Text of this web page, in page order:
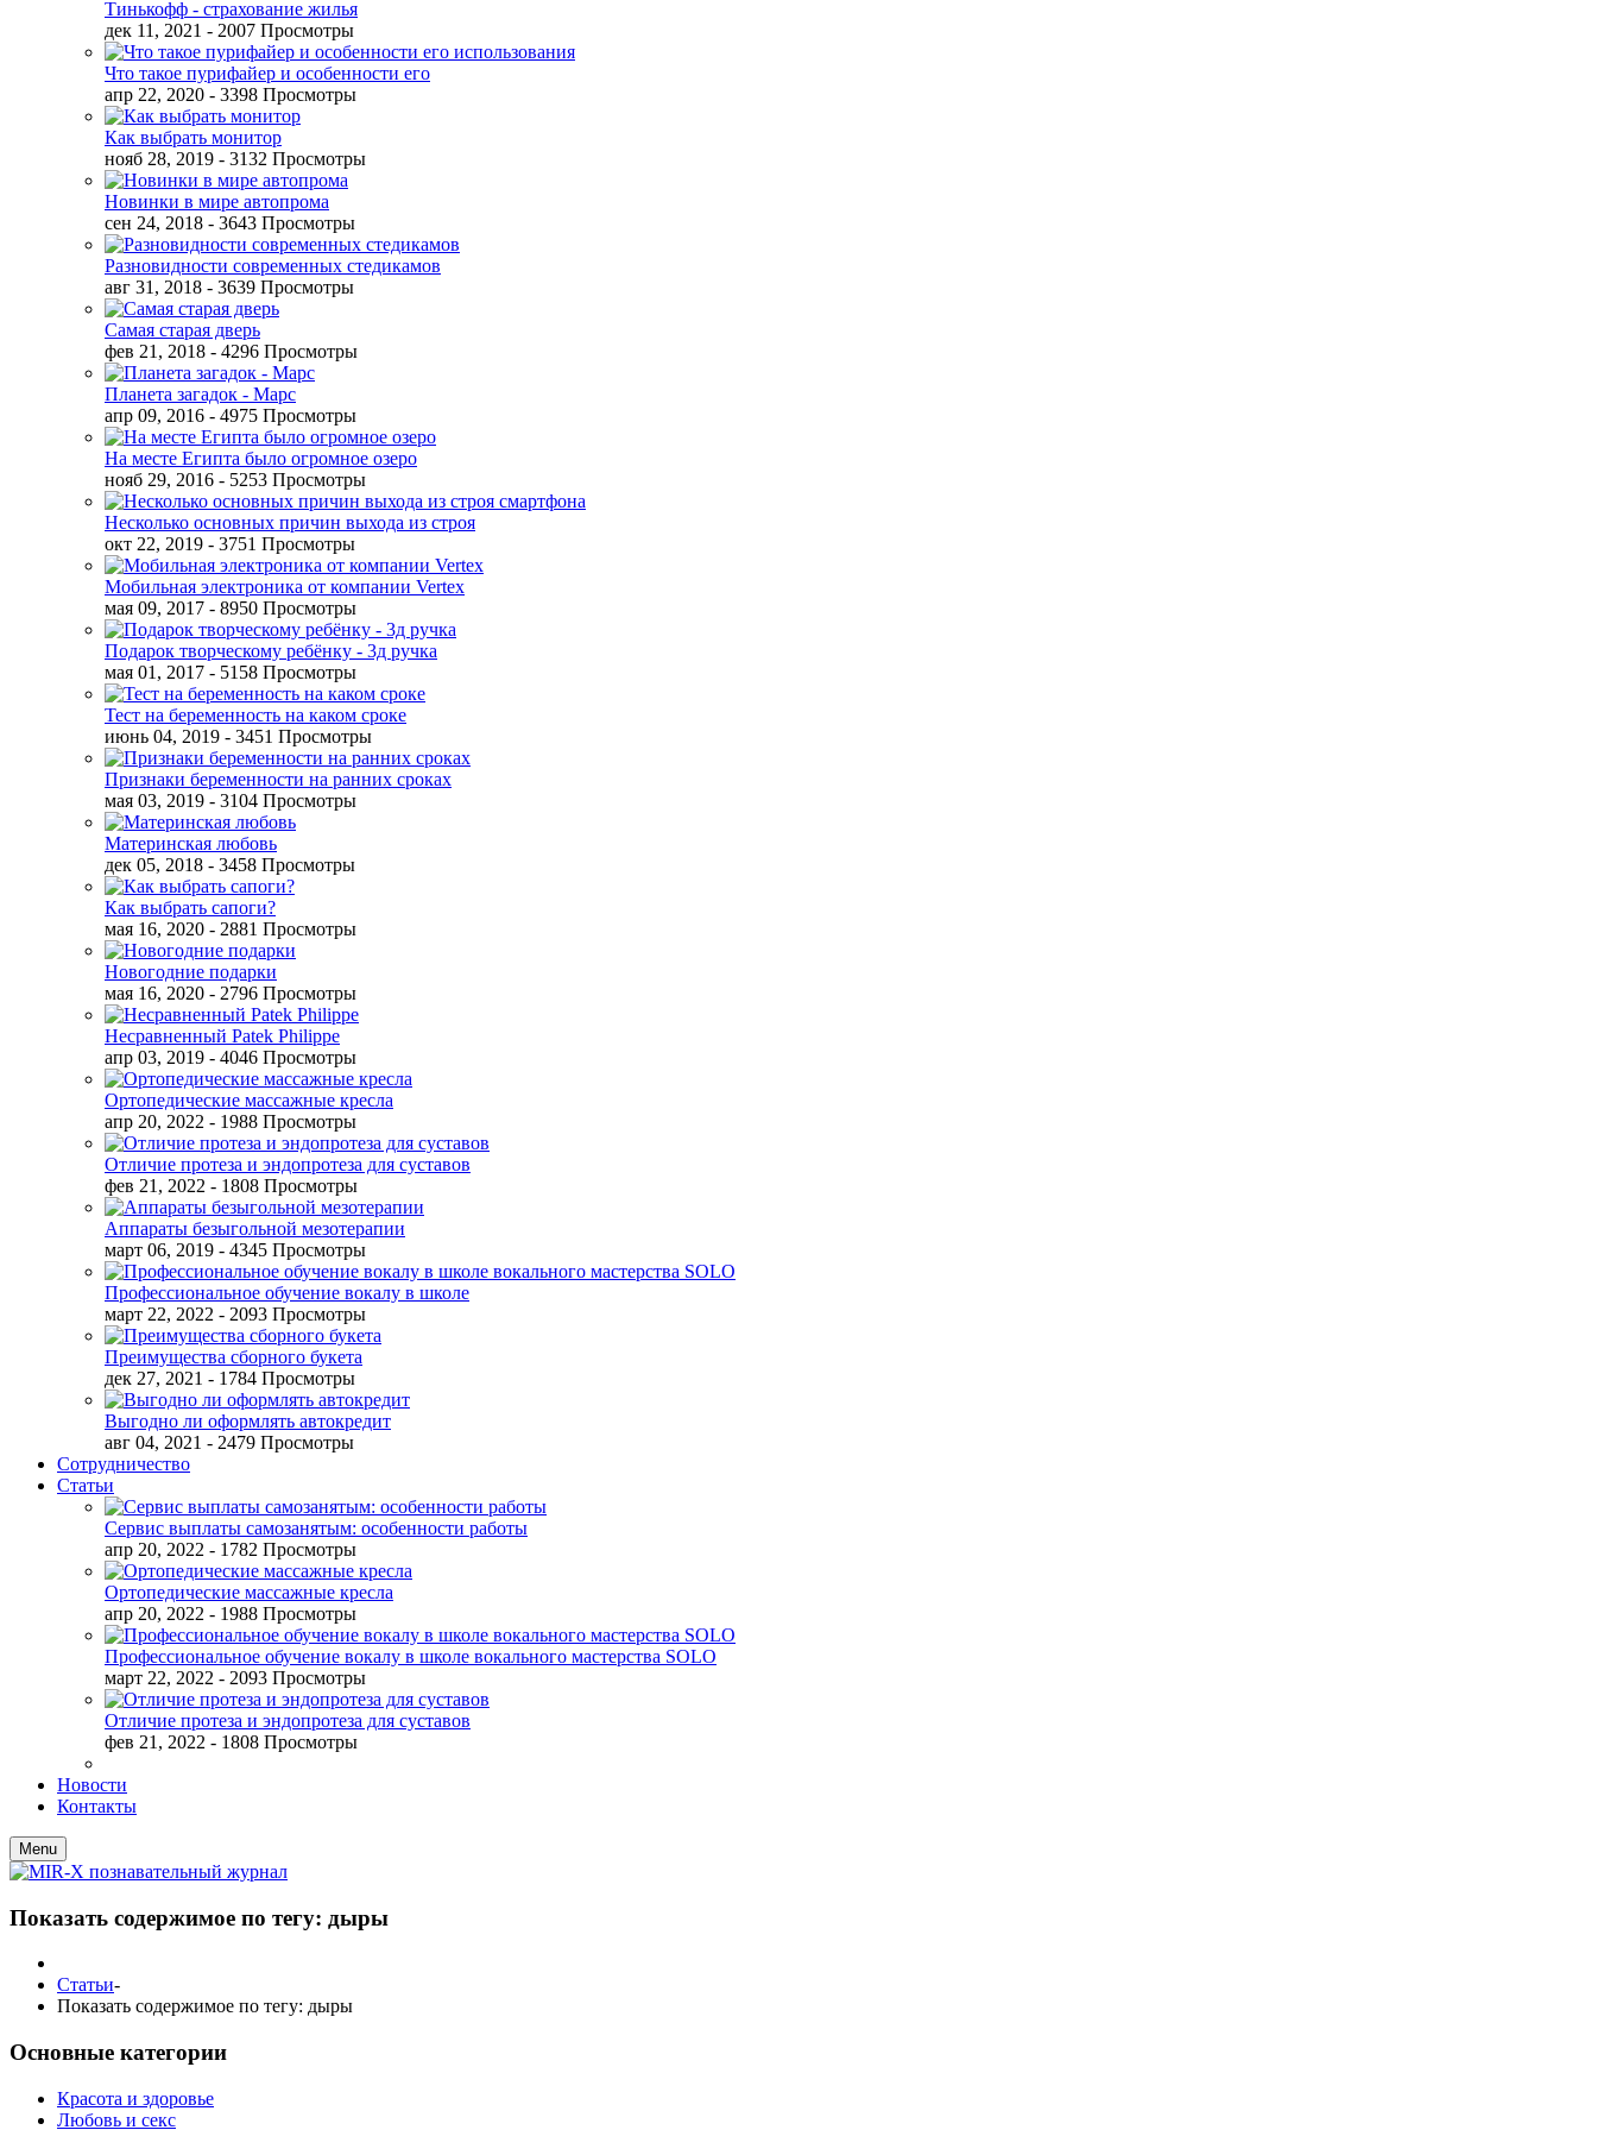
Тинькофф - страхование жилья
дек 11, 2021 - 2007 Просмотры
Что такое пурифайер и особенности его
апр 22, 2020 - 3398 Просмотры
Как выбрать монитор
нояб 28, 2019 - 3132 Просмотры
Новинки в мире автопрома
сен 24, 2018 - 3643 Просмотры
Разновидности современных стедикамов
авг 31, 2018 - 3639 Просмотры
Самая старая дверь
фев 21, 2018 - 4296 Просмотры
Планета загадок - Марс
апр 09, 2016 - 4975 Просмотры
На месте Египта было огромное озеро
нояб 29, 2016 - 5253 Просмотры
Несколько основных причин выхода из строя
окт 22, 2019 - 3751 Просмотры
Мобильная электроника от компании Vertex
мая 09, 2017 - 8950 Просмотры
Подарок творческому ребёнку - 3д ручка
мая 01, 2017 - 5158 Просмотры
Тест на беременность на каком сроке
июнь 04, 2019 - 3451 Просмотры
Признаки беременности на ранних сроках
мая 03, 2019 - 3104 Просмотры
Материнская любовь
дек 05, 2018 - 3458 Просмотры
Как выбрать сапоги?
мая 16, 2020 - 2881 Просмотры
Новогодние подарки
мая 16, 2020 - 2796 Просмотры
Несравненный Patek Philippe
апр 03, 2019 - 4046 Просмотры
Ортопедические массажные кресла
апр 20, 2022 - 1988 Просмотры
Отличие протеза и эндопротеза для суставов
фев 21, 2022 - 1808 Просмотры
Аппараты безыгольной мезотерапии
март 06, 2019 - 4345 Просмотры
Профессиональное обучение вокалу в школе
март 22, 2022 - 2093 Просмотры
Преимущества сборного букета
дек 27, 2021 - 1784 Просмотры
Выгодно ли оформлять автокредит
авг 04, 2021 - 2479 Просмотры
Сотрудничество
Статьи
Сервис выплаты самозанятым: особенности работы
апр 20, 2022 - 1782 Просмотры
Ортопедические массажные кресла
апр 20, 2022 - 1988 Просмотры
Профессиональное обучение вокалу в школе вокального мастерства SOLO
март 22, 2022 - 2093 Просмотры
Отличие протеза и эндопротеза для суставов
фев 21, 2022 - 1808 Просмотры
Новости
Контакты
Menu
Показать содержимое по тегу: дыры
Статьи-
Показать содержимое по тегу: дыры
Основные категории
Красота и здоровье
Любовь и секс